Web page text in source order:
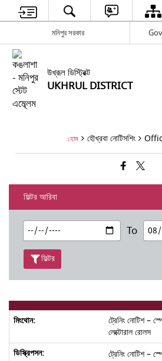
মনিপুর সরকার
উখ্রূল ডিস্ট্রিক্ট
UKHRUL DISTRICT
হোম হৌখ্রবা নোটিসশিং
ফিল্টর আরিবা
To
ফিল্টর
ট্রেনিং নোটিশ –
লেক্টোরাল রোলস
ট্রেনিং নোটিশ –